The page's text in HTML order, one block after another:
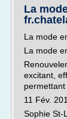
La
La mode
La mode
excitant,
11 Fév.
Sophie